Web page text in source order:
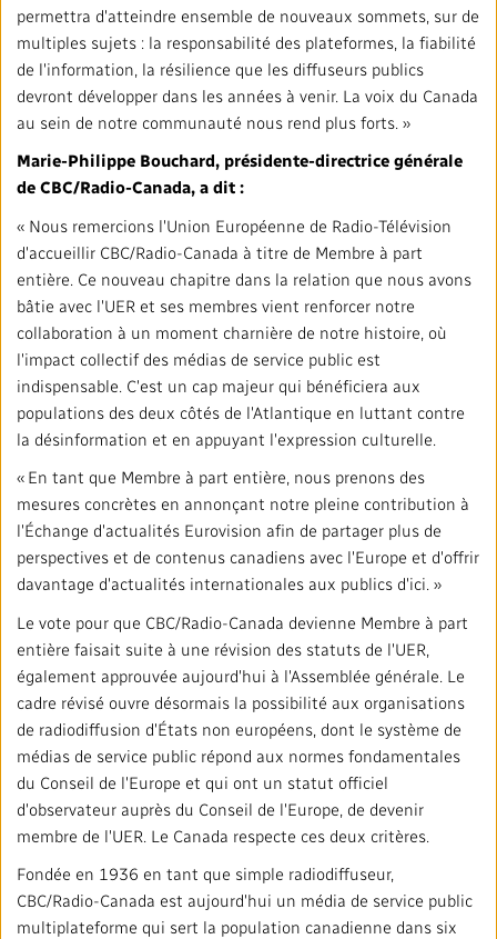
permettra d'atteindre ensemble de nouveaux sommets, sur de
multiples sujets : la responsabilité des plateformes, la fiabilité
de l'information, la résilience que les diffuseurs publics
devront développer dans les années à venir. La voix du Canada
au sein de notre communauté nous rend plus forts. »
Marie-Philippe Bouchard, présidente-directrice générale
de CBC/Radio-Canada, a dit :
« Nous remercions l'Union Européenne de Radio-Télévision
d'accueillir CBC/Radio-Canada à titre de Membre à part
entière. Ce nouveau chapitre dans la relation que nous avons
bâtie avec l'UER et ses membres vient renforcer notre
collaboration à un moment charnière de notre histoire, où
l'impact collectif des médias de service public est
indispensable. C'est un cap majeur qui bénéficiera aux
populations des deux côtés de l'Atlantique en luttant contre
la désinformation et en appuyant l'expression culturelle.
« En tant que Membre à part entière, nous prenons des
mesures concrètes en annonçant notre pleine contribution à
l'Échange d'actualités Eurovision afin de partager plus de
perspectives et de contenus canadiens avec l'Europe et d'offrir
davantage d'actualités internationales aux publics d'ici. »
Le vote pour que CBC/Radio-Canada devienne Membre à part
entière faisait suite à une révision des statuts de l'UER,
également approuvée aujourd'hui à l'Assemblée générale. Le
cadre révisé ouvre désormais la possibilité aux organisations
de radiodiffusion d'États non européens, dont le système de
médias de service public répond aux normes fondamentales
du Conseil de l'Europe et qui ont un statut officiel
d'observateur auprès du Conseil de l'Europe, de devenir
membre de l'UER. Le Canada respecte ces deux critères.
Fondée en 1936 en tant que simple radiodiffuseur,
CBC/Radio-Canada est aujourd'hui un média de service public
multiplateforme qui sert la population canadienne dans six